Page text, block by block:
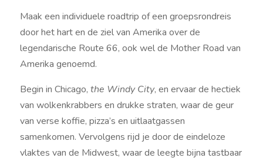
Maak een individuele roadtrip of een groepsrondreis
door het hart en de ziel van Amerika over de
legendarische Route 66, ook wel de Mother Road van
Amerika genoemd.
Begin in Chicago, the Windy City, en ervaar de hectiek
van wolkenkrabbers en drukke straten, waar de geur
van verse koffie, pizza’s en uitlaatgassen
samenkomen. Vervolgens rijd je door de eindeloze
vlaktes van de Midwest, waar de leegte bijna tastbaar